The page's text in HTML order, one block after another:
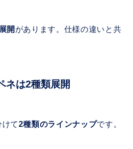
開 があります。仕様の違いと共
ネは2種類展開
て2種類のラインナップです。